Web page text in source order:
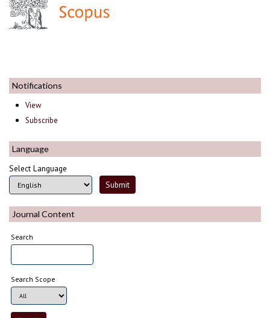
Notifications
View
Subscribe
Language
Select Language
Journal Content
Search
Search Scope